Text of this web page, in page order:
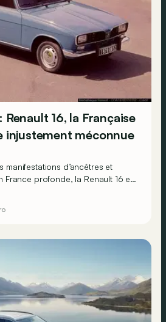
16, la Française
injustement méconnue
manifestations d’ancêtres et
France profonde, la Renault 16 est